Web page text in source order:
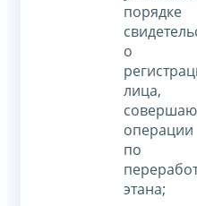
порядке
о
лица,
операции
по
этана;